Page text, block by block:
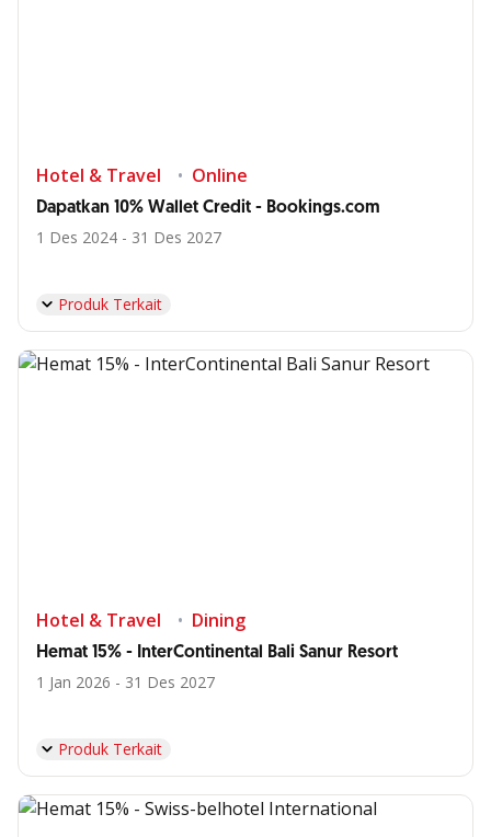
Hotel & Travel Online
Dapatkan 10% Wallet Credit - Bookings.com
1 Des 2024 - 31 Des 2027
Produk Terkait
Hotel & Travel Dining
Hemat 15% - InterContinental Bali Sanur Resort
1 Jan 2026 - 31 Des 2027
Produk Terkait